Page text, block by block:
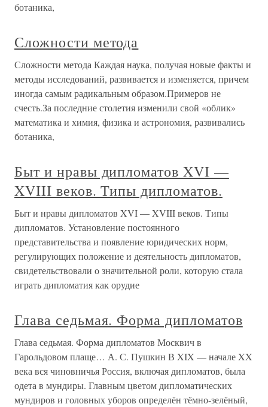
ботаника,
Сложности метода
Сложности метода Каждая наука, получая новые факты и
методы исследований, развивается и изменяется, причем
иногда самым радикальным образом.Примеров не
счесть.За последние столетия изменили свой «облик»
математика и химия, физика и астрономия, развивались
ботаника,
Быт и нравы дипломатов XVI —
XVIII веков. Типы дипломатов.
Быт и нравы дипломатов XVI — XVIII веков. Типы
дипломатов. Установление постоянного
представительства и появление юридических норм,
регулирующих положение и деятельность дипломатов,
свидетельствовали о значитель­ной роли, которую стала
играть дипломатия как орудие
Глава седьмая. Форма дипломатов
Глава седьмая. Форма дипломатов Москвич в
Гарольдовом плаще… А. С. Пушкин В XIX — начале XX
века вся чиновничья Россия, включая дипломатов, была
одета в мундиры. Главным цветом дипломатических
мундиров и головных уборов определён тёмно-зелёный,